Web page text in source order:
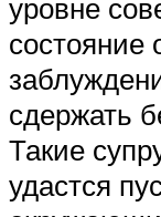
уровне
состояние
сдержать
Такие
удастся